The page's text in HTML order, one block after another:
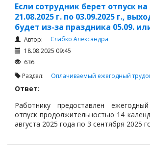
сохранением средней заработной
Если сотрудник берет отпуск на
21.08.2025 г. по 03.09.2025 г.,
будет из-за праздника 05.09.
Автор:
Слабко Александра
18.08.2025 09:45
636
Раздел: Оплачиваемый ежегодный
Ответ:
Работнику предоставлен
отпуск продолжительностью 14
августа 2025 года по 3 сентября 2025